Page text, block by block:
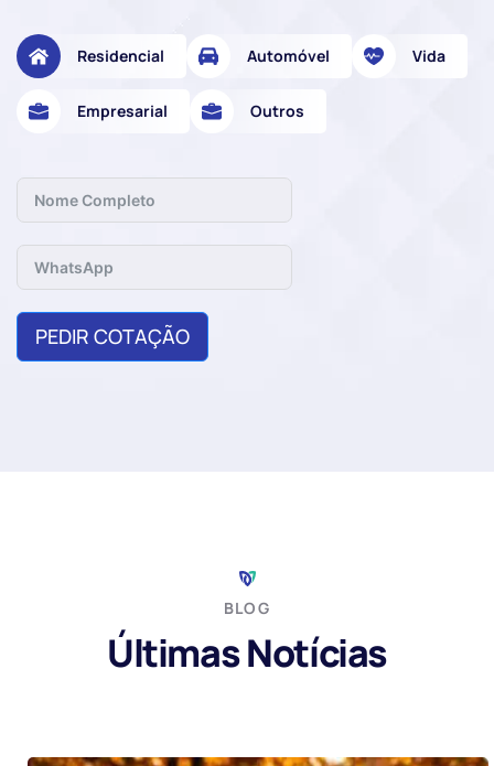
Residencial Automóvel Vida
Empresarial Outros
PEDIR COTAÇÃO
BLOG
Últimas Notícias